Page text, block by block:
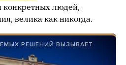
конкретных людей,
велика как никогда.
РЕШЕНИЙ ВЫЗЫВАЕТ